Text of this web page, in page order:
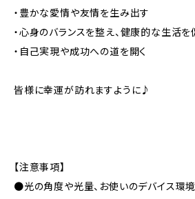
・豊かな愛情や友情を生み出す
・心身のバランスを整え、健康的な生活を
・自己実現や成功への道を開く
皆様に幸運が訪れますように♪
【注意事項】
●光の角度や光量、お使いのデバイス環